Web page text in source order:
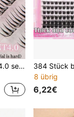
80 Cluster Korean Idol Style 4.0 selbstklebende künstliche Wimpern, kein Kleber erforderlich, C-Curl natürlicher Look, synthetisches Fasermaterial, einlagiges dünnes Design, leicht, zart, weiche Textur, kleberfrei und entfernungsfrei, nicht reizend, einfach zu verwenden, süßer Feenstil, geeignet für Anfänger, ideal für den täglichen Gebrauch, Partys, Dates und mehr, exklusiv für Make-up-Liebhaber, perfektes Urlaubsgeschenk für Familie, Freundin, beste Freundin
8 übrig
6,22€